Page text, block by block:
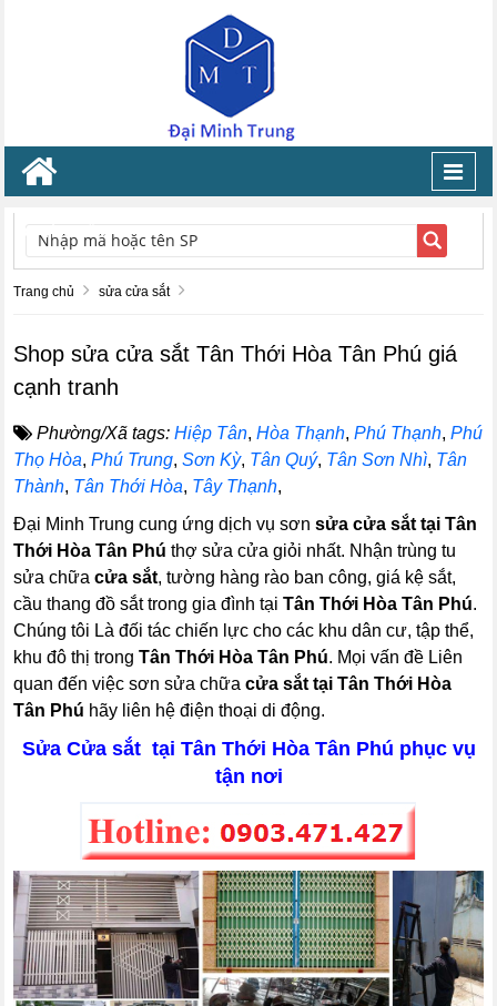
TÌM KIẾM
Trang chủ sửa cửa sắt
Shop sửa cửa sắt Tân Thới Hòa Tân Phú giá
cạnh tranh
Phường/Xã tags: Hiệp Tân,Hòa Thạnh,Phú Thạnh,Phú
Thọ Hòa,Phú Trung,Sơn Kỳ, Tân Quý, Tân Sơn Nhì, Tân
Thành, Tân Thới Hòa, Tây Thạnh,
Đại Minh Trung cung ứng dịch vụ sơn sửa cửa sắt tại Tân
Thới Hòa Tân Phú thợ sửa cửa giỏi nhất. Nhận trùng tu
sửa chữacửa sắt, tường hàng rào ban công, giá kệ sắt,
cầu thang đồ sắt trong gia đình tạiTân Thới Hòa Tân Phú.
Chúng tôi Là đối tác chiến lực cho các khu dân cư, tập thể,
khu đô thị trongTân Thới Hòa Tân Phú. Mọi vấn đề Liên
quan đến việc sơn sửa chữacửa sắt tại Tân Thới Hòa
Tân Phú hãy liên hệ điện thoại di động.
Sửa Cửa sắt tại Tân Thới Hòa Tân Phú phục vụ
tận nơi